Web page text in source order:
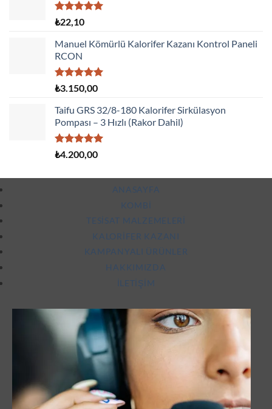
5 üzerinden
5.00oy
aldı
₺22,10
Manuel Kömürlü Kalorifer Kazanı Kontrol Paneli
RCON
5 üzerinden
oy
aldı
₺3.150,00
Taifu GRS 32/8-180 Kalorifer Sirkülasyon
Pompası – 3 Hızlı (Rakor Dahil)
5 üzerinden
oy
₺4.200,00
ANASAYFA
KOMBI
TESISAT MALZEMELERI
KALORIFER KAZANI
KAMPANYALI ÜRÜNLER
HAKKIMIZDA
İLETIŞIM